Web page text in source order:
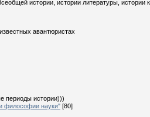
истории, истории литературы, истории
авантюристах
периоды истории)))
философии науки" [80]